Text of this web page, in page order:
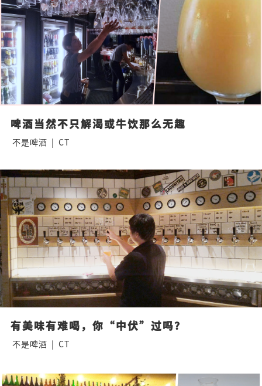
啤酒当然不只解渴或牛饮那么无趣
不是啤酒 | CT
有美味有难喝，你“中伏”过吗？
不是啤酒 | CT